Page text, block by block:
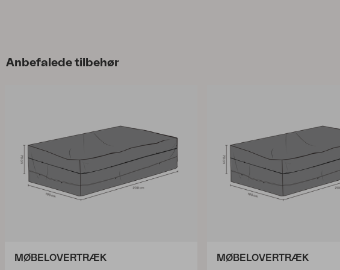
Anbefalede tilbehør
MØBELOVERTRÆK MØBELOVERTRÆK